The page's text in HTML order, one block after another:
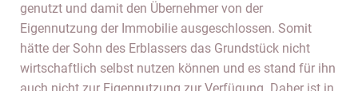
genutzt und damit den Übernehmer von der
Eigennutzung der Immobilie ausgeschlossen. Somit
hätte der Sohn des Erblassers das Grundstück nicht
wirtschaftlich selbst nutzen können und es stand für ihn